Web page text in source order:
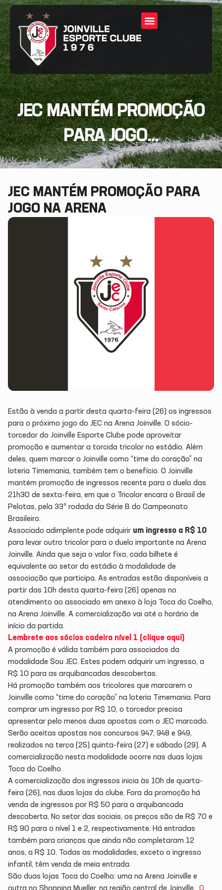
JEC MANTÉM PROMOÇÃO
PARA JOGO...
JEC MANTÉM PROMOÇÃO PARA
JOGO NA ARENA
Estão à venda a partir desta quarta-feira (26) os ingressos
para o próximo jogo do JEC na Arena Joinville. O sócio-
torcedor do Joinville Esporte Clube pode aproveitar
promoção e aumentar a torcida tricolor no estádio. Além
deles, quem marcar o Joinville como “time do coração” na
loteria Timemania, também tem o benefício. O Joinville
mantém promoção de ingressos recente para o duelo das
21h30 de sexta-feira, em que o Tricolor encara o Brasil de
Pelotas, pela 33ª rodada da Série B do Campeonato
Brasileiro.
Associado adimplente pode adquirir um ingresso a R$ 10
para levar outro tricolor para o duelo importante na Arena
Joinville. Ainda que seja o valor fixo, cada bilhete é
equivalente ao setor do estádio à modalidade de
associação que participa. As entradas estão disponíveis a
partir das 10h desta quarta-feira (26) apenas no
atendimento ao associado em anexo à loja Toca do Coelho,
na Arena Joinville. A comercialização vai até o horário de
início da partida.
Lembrete aos sócios cadeira nível 1 (clique aqui)
A promoção é válida também para associados da
modalidade Sou JEC. Estes podem adquirir um ingresso, a
R$ 10 para as arquibancadas descobertas.
Há promoção também aos tricolores que marcarem o
Joinville como “time do coração” na loteria Timemania. Para
comprar um ingresso por R$ 10, o torcedor precisa
apresentar pelo menos duas apostas com o JEC marcado.
Serão aceitas apostas nos concursos 947, 948 e 949,
realizados na terça (25) quinta-feira (27) e sábado (29). A
comercialização nesta modalidade ocorre nas duas lojas
Toca do Coelho.
A comercialização dos ingressos inicia às 10h de quarta-
feira (26), nas duas lojas do clube. Fora da promoção há
venda de ingressos por R$ 50 para a arquibancada
descoberta, No setor das sociais, os preços são de R$ 70 e
R$ 90 para o nível 1 e 2, respectivamente. Há entradas
também para crianças que ainda não completaram 12
anos, a R$ 10. Todas as modalidades, exceto o ingresso
infantil, têm venda de meia entrada.
São duas lojas Toca do Coelho: uma na Arena Joinville e